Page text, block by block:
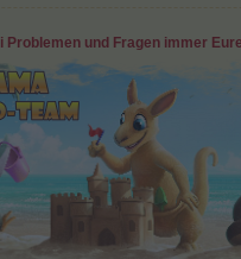
Problemen und Fragen immer